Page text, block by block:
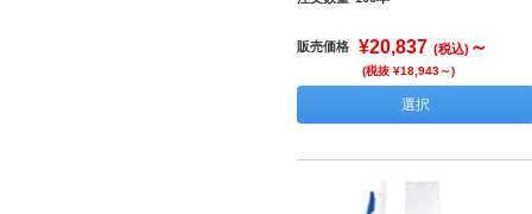
販売価格 ¥20,837 (税込) ～
(税抜 ¥18,943～)
選択